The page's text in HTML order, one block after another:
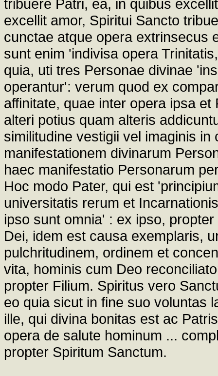
tribuere Patri, ea, in quibus
excellit amor, Spiritui Sancto
cunctae atque opera extrinsecus
sunt enim 'indivisa opera
quia, uti tres Personae divinae
operantur': verum quod ex
affinitate, quae inter opera ipsa
alteri potius quam alteris
similitudine vestigii vel imaginis
manifestationem divinarum
haec manifestatio Personarum
Hoc modo Pater, qui est
universitatis rerum et
ipso sunt omnia' : ex ipso,
Dei, idem est causa exemplaris,
pulchritudinem, ordinem et
vita, hominis cum Deo
propter Filium. Spiritus vero
eo quia sicut in fine suo voluntas
ille, qui divina bonitas est ac
opera de salute hominum ...
propter Spiritum Sanctum.